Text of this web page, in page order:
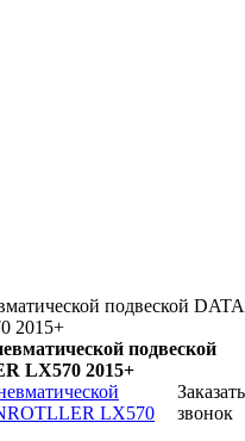
подвеской DATA
2015+
подвеской
LX570 2015+
Заказать
звонок